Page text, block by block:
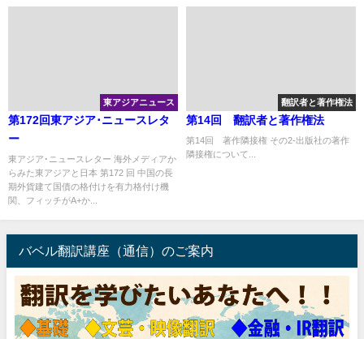
東アジアニュース
第172回東アジア･ニュースレタ
ー
東アジア･ニュースレター 海外メディアか
らみた東アジアと日本 第172 回 中国の長
期外貨建て国債の格付けを有力格付け機
関、フィッチがA+か...
翻訳者と著作権法
第14回 翻訳者と著作権法
第14回 著作隣接権 その2-出版社の著作
隣接権について...
バベル翻訳講座（通信）のご案内